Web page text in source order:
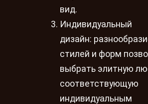
вид.
Индивидуальный
дизайн:
стилей и форм
выбрать элитную
соответствующую
индивидуальным